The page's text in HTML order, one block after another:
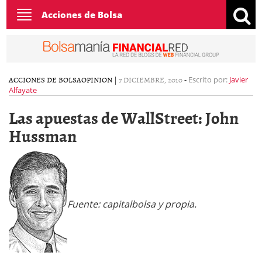
Toggle
navigation
Acciones de Bolsa
ACCIONES DE BOLSAOPINION | 7 DICIEMBRE, 2010- Escrito por: Javier
Alfayate
Las apuestas de WallStreet: John
Hussman
Fuente: capitalbolsa y propia.